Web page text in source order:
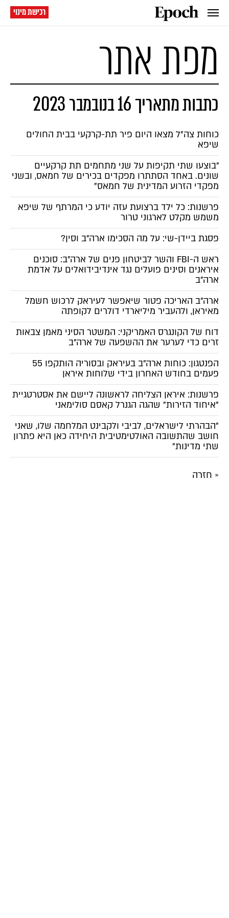
רכישת מינוי
מפת אתר
כתבות מתאריך 16 בנובמבר 2023
כוחות צה"ל מצאו היום פיר תת-קרקעי בבית החולים
שיפא
"בוצעו שתי תקיפות על שני מתחמים תת קרקעיים
שונים. באחד הסתתרו מפקדים בכירים של חמאס, ובשני
מפקדי הזרוע המדינית של חמאס"
פרשנות: כל ילד ברצועת עזה יודע כי המרתף של שיפא
משמש מקלט לארגוני טרור
פסגת ביידן-שי: על מה הסכימו ארה"ב וסין?
ראש ה-FBI והשר לביטחון פנים של ארה"ב: סוכנים
איראנים וסינים פועלים נגד אינדיבידואלים על אדמת
ארה"ב
ארה"ב האריכה פטור שיאפשר לעיראק לרכוש חשמל
מאיראן, ולהעביר מיליארדי דולרים לקופתה
דוח של הקונגרס האמריקני: המשטר הסיני מאמן צבאות
זרים כדי לערער את ההשפעה של ארה"ב
הפנטגון: כוחות ארה"ב בעיראק ובסוריה הותקפו 55
פעמים בחודש האחרון בידי שלוחות איראן
פרשנות: איראן הצליחה לראשונה ליישם את אסטרטגיית
"איחוד הזירות" שהגה הגנרל קאסם סולימאני
"הבהרתי לישראלים, לביבי ולקבינט המלחמה שלו, שאני
חושב שהתשובה האולטימטיבית היחידה כאן היא פתרון
שתי מדינות"
« חזרה